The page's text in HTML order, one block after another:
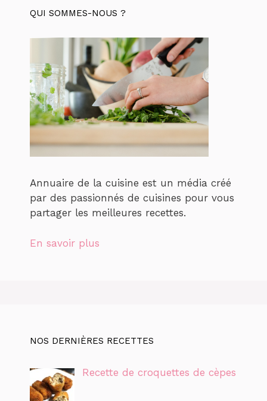
QUI SOMMES-NOUS ?
Annuaire de la cuisine est un média créé
par des passionnés de cuisines pour vous
partager les meilleures recettes.
En savoir plus
NOS DERNIÈRES RECETTES
Recette de croquettes de cèpes